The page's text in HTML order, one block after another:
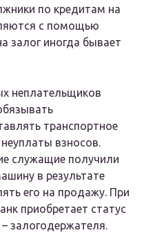
по кредитам на
с помощью
залог иногда бывает
неплательщиков
транспортное
взносов.
служащие получили
в результате
его на продажу. При
приобретает статус
залогодержателя.